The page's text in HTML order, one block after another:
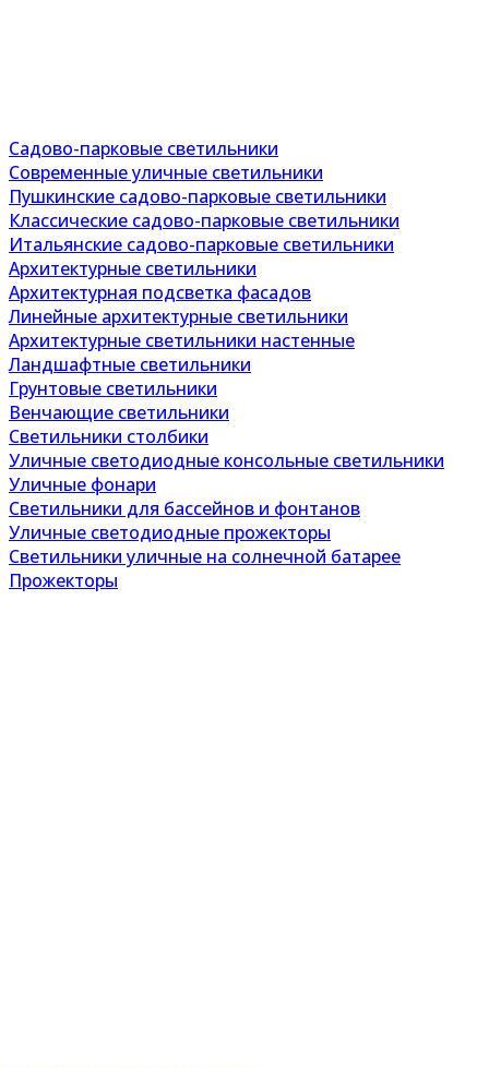
Садово-парковые светильники
Современные уличные светильники
Пушкинские садово-парковые светильники
Классические садово-парковые светильники
Итальянские садово-парковые светильники
Архитектурные светильники
Архитектурная подсветка фасадов
Линейные архитектурные светильники
Архитектурные светильники настенные
Ландшафтные светильники
Грунтовые светильники
Венчающие светильники
Светильники столбики
Уличные светодиодные консольные светильники
Уличные фонари
Светильники для бассейнов и фонтанов
Уличные светодиодные прожекторы
Светильники уличные на солнечной батарее
Прожекторы